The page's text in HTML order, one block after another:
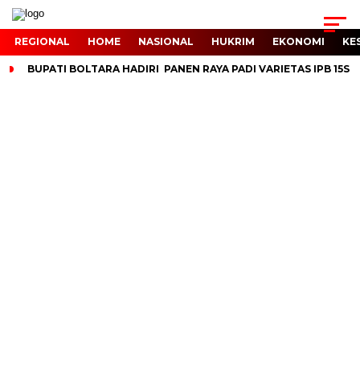
REGIONAL HOME NASIONAL HUKRIM EKONOMI
BUPATI BOLTARA HADIRI PANEN RAYA PADI VARIETAS IPB 15S